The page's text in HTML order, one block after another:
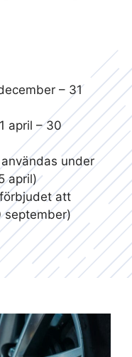
– 31
april – 30
under
april)
att
september)